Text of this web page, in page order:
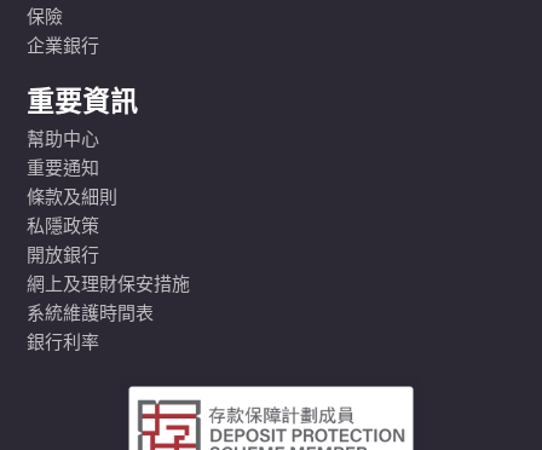
保險
企業銀行
重要資訊
幫助中心
重要通知
條款及細則
私隱政策
開放銀行
網上及理財保安措施
系統維護時間表
銀行利率